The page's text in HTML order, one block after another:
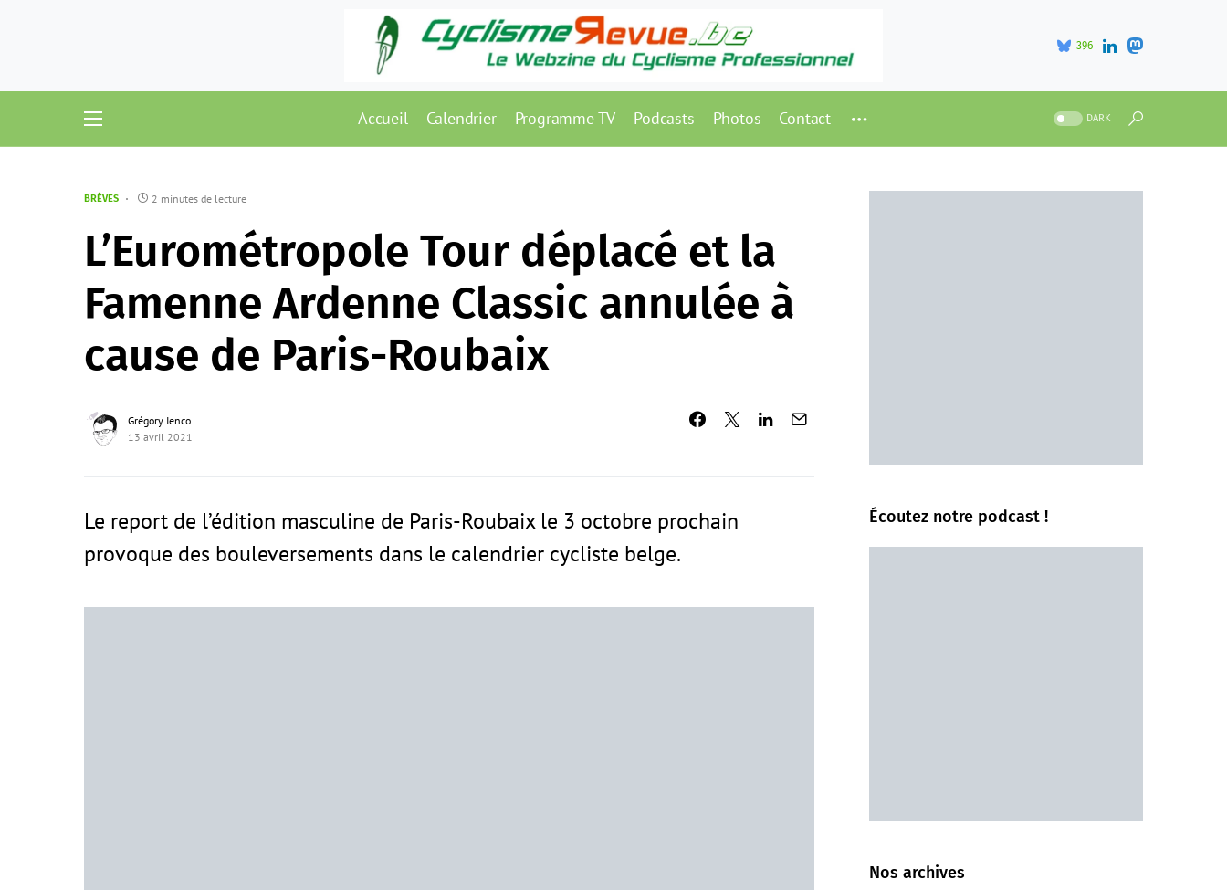
396
Accueil Calendrier Programme TV Podcasts Photos Contact DARK
BRÈVES 2 minutes de lecture
L’Eurométropole Tour déplacé et la
Famenne Ardenne Classic annulée à
cause de Paris-Roubaix
Grégory Ienco
13 avril 2021
Le report de l’édition masculine de Paris-Roubaix le 3 octobre prochain
provoque des bouleversements dans le calendrier cycliste belge.
Écoutez notre podcast !
Nos archives